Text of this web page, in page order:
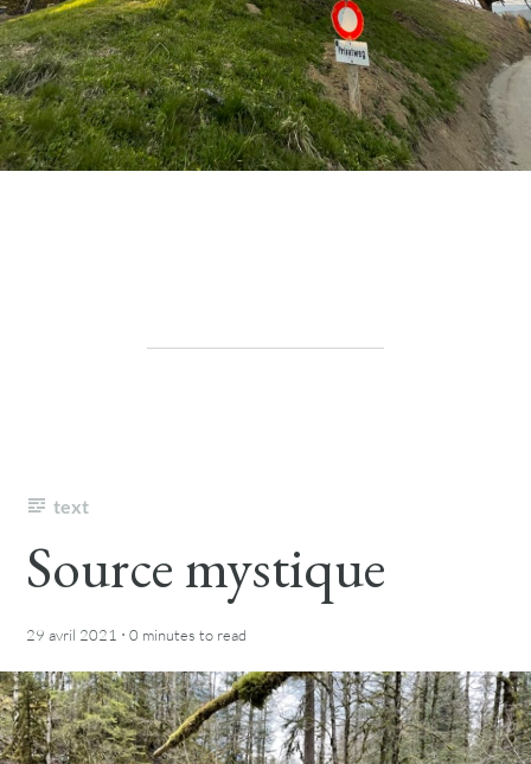
text
Source mystique
29 avril 2021 ·0 minutes to read